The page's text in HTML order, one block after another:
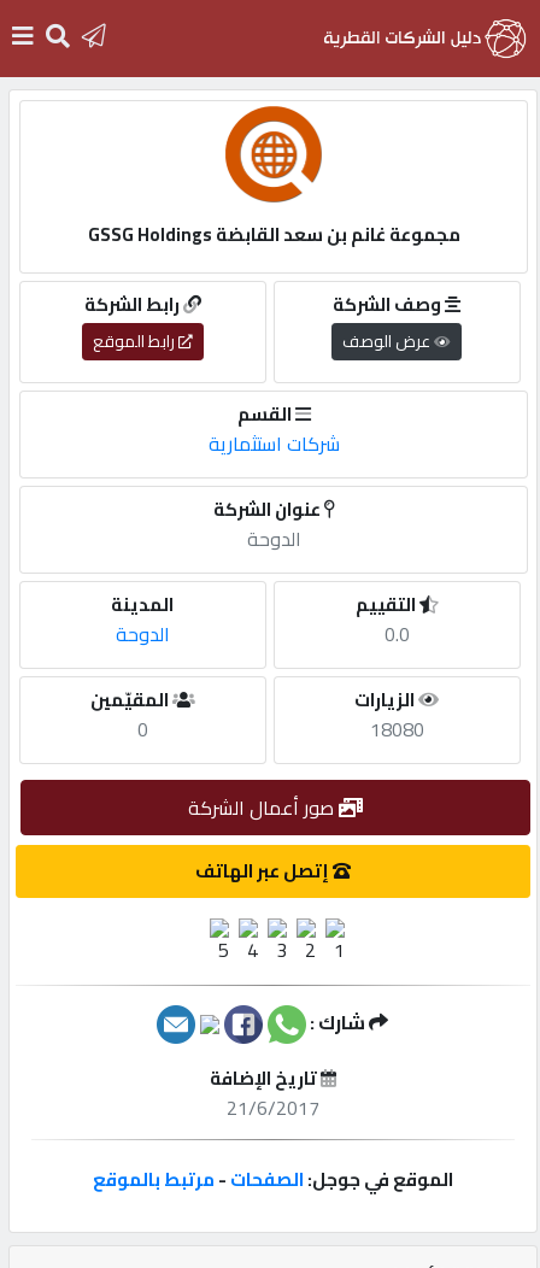
التسجيل
English
أضف
مطلوب
طلب
الاحصائيات
إتصل
إعلانات
مجموعة غانم بن سعد القابضة GSSG Holdings
رابط الشركة
رابط الموقع
وصف الشركة
عرض الوصف
القسم
شركات استثمارية
عنوان الشركة
الدوحة
المدينة
الدوحة
التقييم
0.0
المقيّمين
0
الزيارات
18080
صور أعمال الشركة
إتصل عبر الهاتف
شارك :
تاريخ الإضافة
21/6/2017
الموقع في جوجل:الصفحات-مرتبط بالموقع